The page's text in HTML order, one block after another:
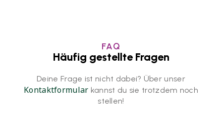
FAQ
Häufig gestellte Fragen
Deine Frage ist nicht dabei? Über unser
Kontaktformular kannst du sie trotzdem noch
stellen!